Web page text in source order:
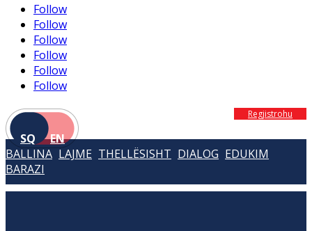
Follow
Follow
Follow
Follow
Follow
Follow
SQ EN
Regjistrohu
BALLINA LAJME THELLËSISHT DIALOG EDUKIM
BARAZI